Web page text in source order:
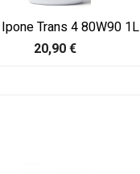
Trans 4 80W90 1L
Prix
20,90 €